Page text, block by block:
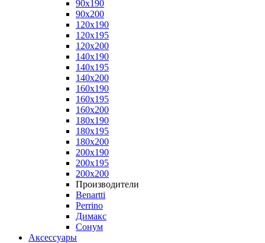
90x190
90x200
120x190
120x195
120x200
140x190
140x195
140x200
160x190
160x195
160x200
180x190
180x195
180x200
200x190
200x195
200x200
Производители
Benartti
Perrino
Димакс
Сонум
Аксессуары